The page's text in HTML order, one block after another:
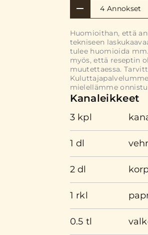
4 Annokset
Huomioithan, että
tekniseen
tulee huomioida
myös, että reseptin
muutettaessa.
mielellämme
Kanaleikkeet
3 kpl
1 dl
2 dl
1 rkl
0.5 tl